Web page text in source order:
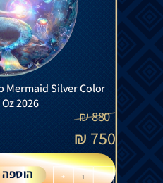
Mermaid Silver Color
2026
880
₪
750
₪
-
+